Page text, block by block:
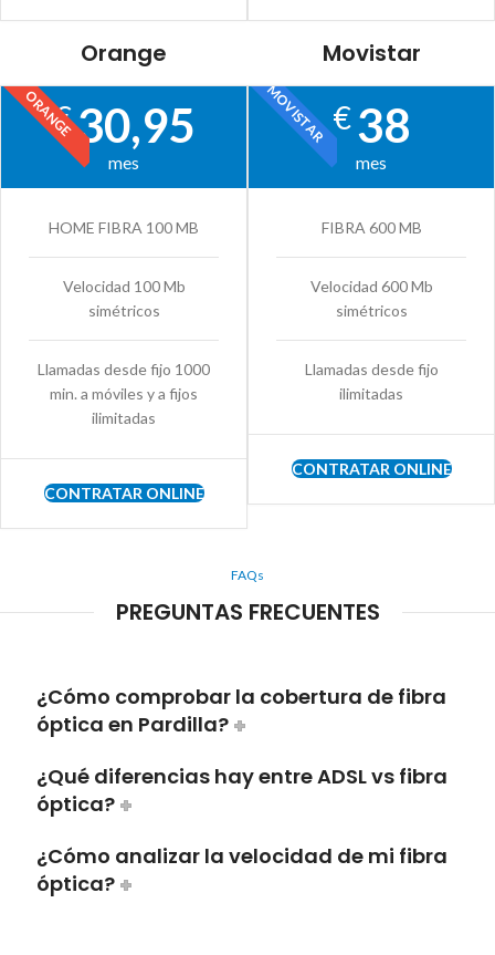
Orange
ORANGE
€30,95
mes
HOME FIBRA 100 MB
Velocidad 100 Mb
simétricos
Llamadas desde fijo 1000
min. a móviles y a fijos
ilimitadas
CONTRATAR ONLINE
Movistar
MOVISTAR€38
mes
FIBRA 600 MB
Velocidad 600 Mb
simétricos
Llamadas desde fijo
ilimitadas
CONTRATAR ONLINE
FAQs
PREGUNTAS FRECUENTES
¿Cómo comprobar la cobertura de fibra
óptica en Pardilla?
¿Qué diferencias hay entre ADSL vs fibra
óptica?
¿Cómo analizar la velocidad de mi fibra
óptica?